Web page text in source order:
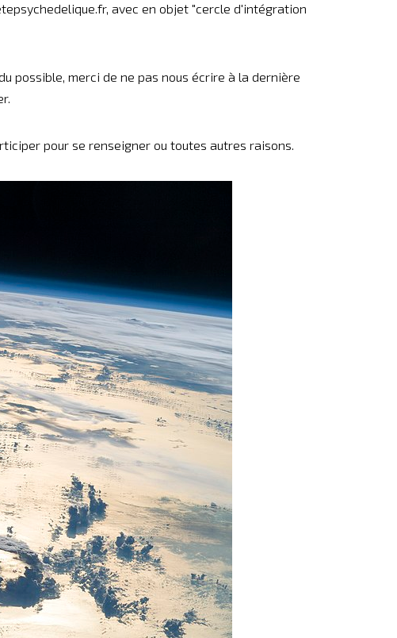
avec en objet "cercle d'intégration
possible, merci de ne pas nous écrire à la dernière
pour se renseigner ou toutes autres raisons.